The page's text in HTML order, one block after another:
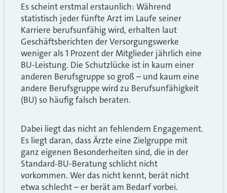
Es scheint erstmal erstaunlich: Während
statistisch jeder fünfte Arzt im Laufe seiner
Karriere berufsunfähig wird, erhalten laut
Geschäftsberichten der Versorgungswerke
weniger als 1 Prozent der Mitglieder jährlich eine
BU-Leistung. Die Schutzlücke ist in kaum einer
anderen Berufsgruppe so groß – und kaum eine
andere Berufsgruppe wird zu Berufsunfähigkeit
(BU) so häufig falsch beraten.
Dabei liegt das nicht an fehlendem Engagement.
Es liegt daran, dass Ärzte eine Zielgruppe mit
ganz eigenen Besonderheiten sind, die in der
Standard-BU-Beratung schlicht nicht
vorkommen. Wer das nicht kennt, berät nicht
etwa schlecht – er berät am Bedarf vorbei.